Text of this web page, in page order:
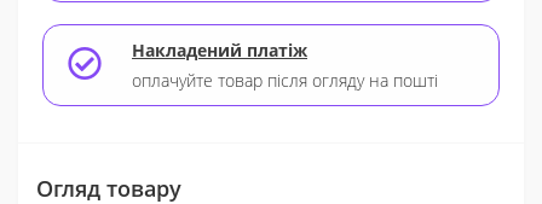
Накладений платіж
оплачуйте товар після огляду на пошті
Огляд товару